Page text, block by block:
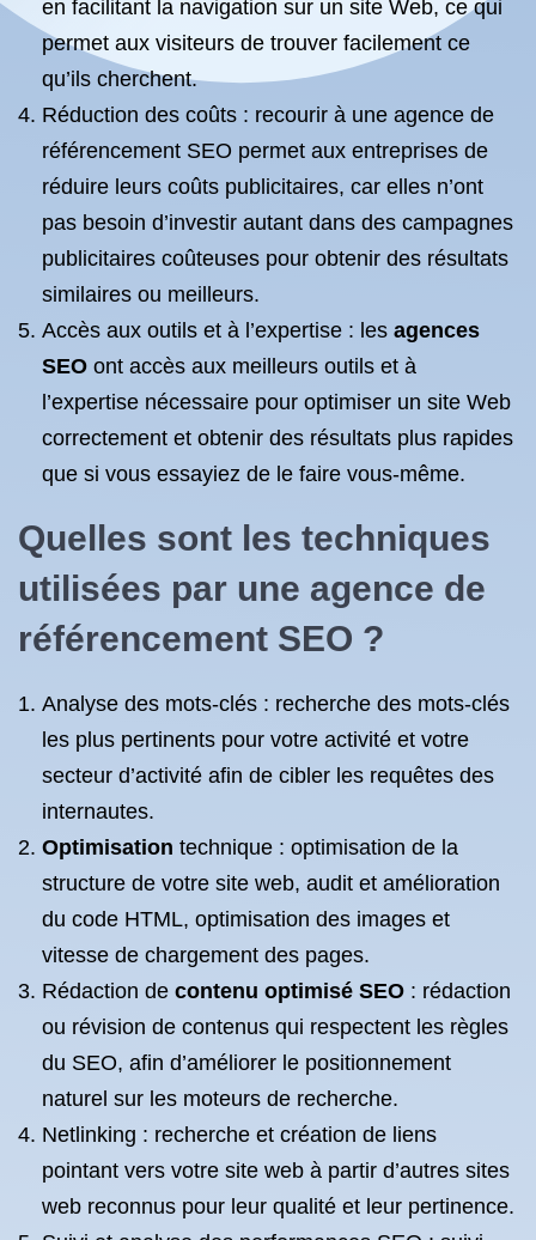
en facilitant la navigation sur un site Web, ce qui
permet aux visiteurs de trouver facilement ce
qu’ils cherchent.
Réduction des coûts : recourir à une agence de
référencement SEO permet aux entreprises de
réduire leurs coûts publicitaires, car elles n’ont
pas besoin d’investir autant dans des campagnes
publicitaires coûteuses pour obtenir des résultats
similaires ou meilleurs.
Accès aux outils et à l’expertise : les agences
SEO ont accès aux meilleurs outils et à
l’expertise nécessaire pour optimiser un site Web
correctement et obtenir des résultats plus rapides
que si vous essayiez de le faire vous-même.
Quelles sont les techniques
utilisées par une agence de
référencement SEO ?
Analyse des mots-clés : recherche des mots-clés
les plus pertinents pour votre activité et votre
secteur d’activité afin de cibler les requêtes des
internautes.
Optimisation technique : optimisation de la
structure de votre site web, audit et amélioration
du code HTML, optimisation des images et
vitesse de chargement des pages.
Rédaction de contenu optimisé SEO : rédaction
ou révision de contenus qui respectent les règles
du SEO, afin d’améliorer le positionnement
naturel sur les moteurs de recherche.
Netlinking : recherche et création de liens
pointant vers votre site web à partir d’autres sites
web reconnus pour leur qualité et leur pertinence.